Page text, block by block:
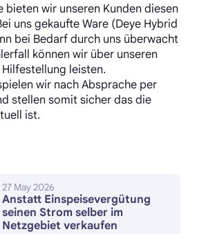
bieten wir unseren Kunden diesen
uns gekaufte Ware (Deye Hybrid
bei Bedarf durch uns überwacht
können wir über unseren
leisten.
wir nach Absprache per
stellen somit sicher das die
ist.
27 May 2026
Anstatt Einspeisevergütung
seinen Strom selber im
Netzgebiet verkaufen